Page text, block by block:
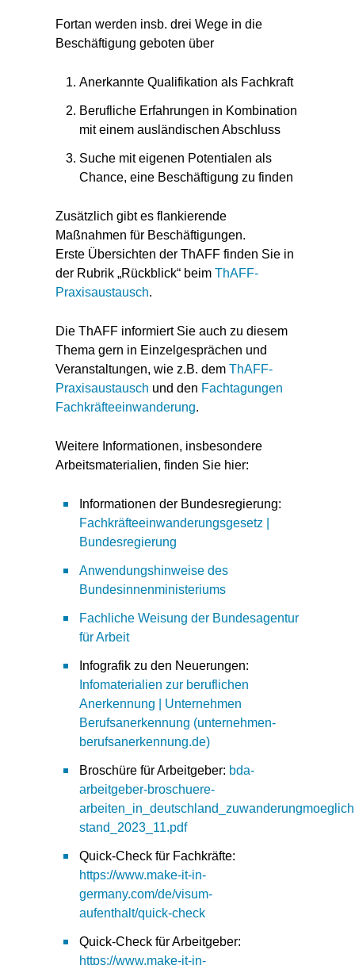
Fortan werden insb. drei Wege in die
Beschäftigung geboten über
Anerkannte Qualifikation als Fachkraft
Berufliche Erfahrungen in Kombination
mit einem ausländischen Abschluss
Suche mit eigenen Potentialen als
Chance, eine Beschäftigung zu finden
Zusätzlich gibt es flankierende
Maßnahmen für Beschäftigungen.
Erste Übersichten der ThAFF finden Sie in
der Rubrik „Rückblick“ beim ThAFF-
Praxisaustausch.
Die ThAFF informiert Sie auch zu diesem
Thema gern in Einzelgesprächen und
Veranstaltungen, wie z.B. dem ThAFF-
Praxisaustausch und den Fachtagungen
Fachkräfteeinwanderung.
Weitere Informationen, insbesondere
Arbeitsmaterialien, finden Sie hier:
Informationen der Bundesregierung:
Fachkräfteeinwanderungsgesetz |
Bundesregierung
Anwendungshinweise des
Bundesinnenministeriums
Fachliche Weisung der Bundesagentur
für Arbeit
Infografik zu den Neuerungen:
Infomaterialien zur beruflichen
Anerkennung | Unternehmen
Berufsanerkennung (unternehmen-
berufsanerkennung.de)
Broschüre für Arbeitgeber: bda-
arbeitgeber-broschuere-
stand_2023_11.pdf
Quick-Check für Fachkräfte:
https://www.make-it-in-
germany.com/de/visum-
aufenthalt/quick-check
Quick-Check für Arbeitgeber:
https://www.make-it-in-